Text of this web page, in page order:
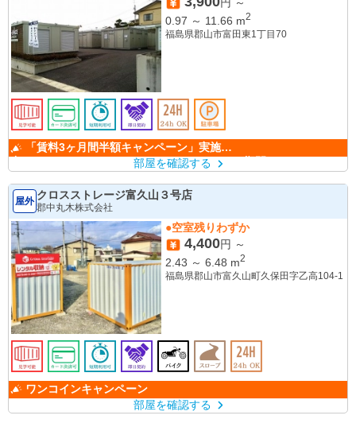
0.97 ～ 11.66 m2
福島県郡山市富田東1丁目70
中！ （キャンペーン期間：6/1～9/30）
部屋を確認する
屋外 クロスストレージ富久山３号店
郡中丸木株式会社
●空室残りわずか
4,400円 ～
2.43 ～ 6.48 m2
福島県郡山市富久山町久保田字乙高104-1
ワンコインキャンペーン
部屋を確認する